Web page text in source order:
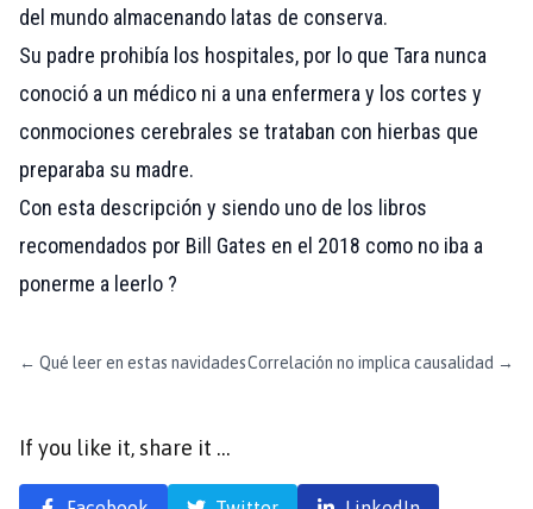
del mundo almacenando latas de conserva.
Su padre prohibía los hospitales, por lo que Tara nunca
conoció a un médico ni a una enfermera y los cortes y
conmociones cerebrales se trataban con hierbas que
preparaba su madre.
Con esta descripción y siendo uno de los libros
recomendados por Bill Gates en el 2018 como no iba a
ponerme a leerlo ?
← Qué leer en estas navidadesCorrelación no implica causalidad →
If you like it, share it …